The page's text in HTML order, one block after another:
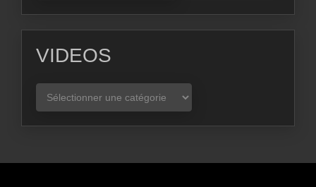
VIDEOS
VIDEOS